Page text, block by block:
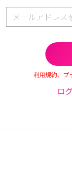
利用規約、プ
ロ